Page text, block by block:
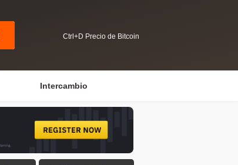
Ctrl+D Precio de Bitcoin
Intercambio